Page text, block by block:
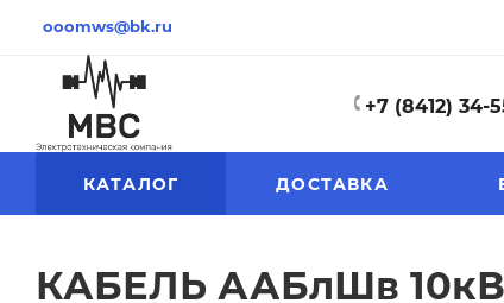
ooomws@bk.ru
+7 (8412) 34-
КАТАЛОГ ДОСТАВКА
КАБЕЛЬ ААБлШв